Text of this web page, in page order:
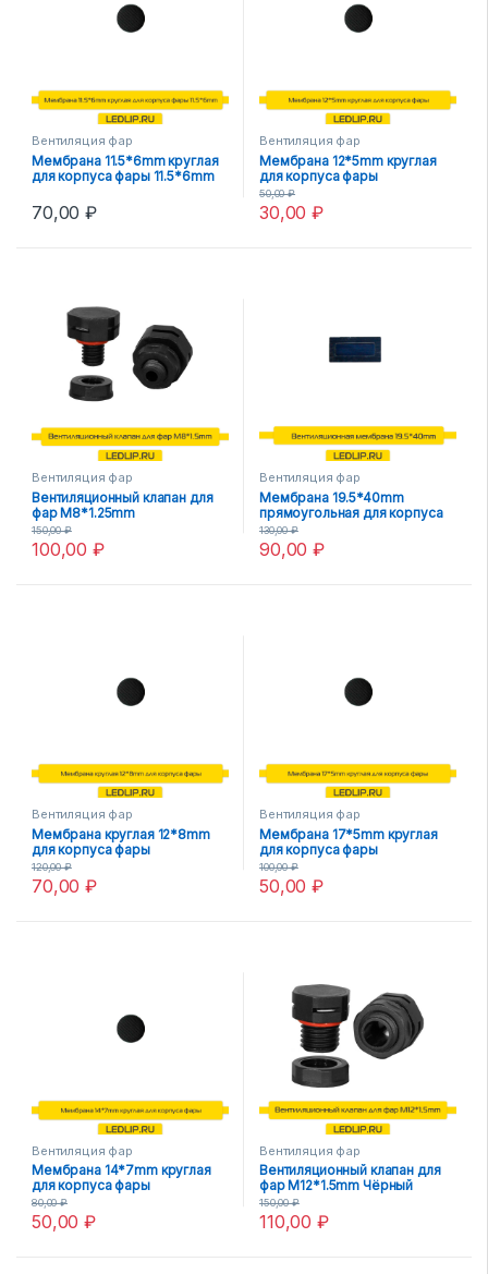
Вентиляция фар
Мембрана 11.5*6mm круглая
для корпуса фары 11.5*6mm
70,00₽
Вентиляция фар
Мембрана 12*5mm круглая
для корпуса фары
30,00₽
50,00₽
Вентиляция фар
Вентиляционный клапан для
фар М8*1.25mm
100,00₽
150,00₽
Вентиляция фар
Мембрана 19.5*40mm
прямоугольная для корпуса
фары
90,00₽
130,00₽
Вентиляция фар
Мембрана круглая 12*8mm
для корпуса фары
70,00₽
120,00₽
Вентиляция фар
Мембрана 17*5mm круглая
для корпуса фары
50,00₽
100,00₽
Вентиляция фар
Мембрана 14*7mm круглая
для корпуса фары
50,00₽
80,00₽
Вентиляция фар
Вентиляционный клапан для
фар М12*1.5mm Чёрный
110,00₽
150,00₽